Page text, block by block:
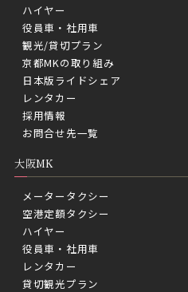
ハイヤー
役員車・社用車
観光/貸切プラン
京都MKの取り組み
日本版ライドシェア
レンタカー
採用情報
お問合せ先一覧
大阪MK
メータータクシー
空港定額タクシー
ハイヤー
役員車・社用車
レンタカー
貸切観光プラン